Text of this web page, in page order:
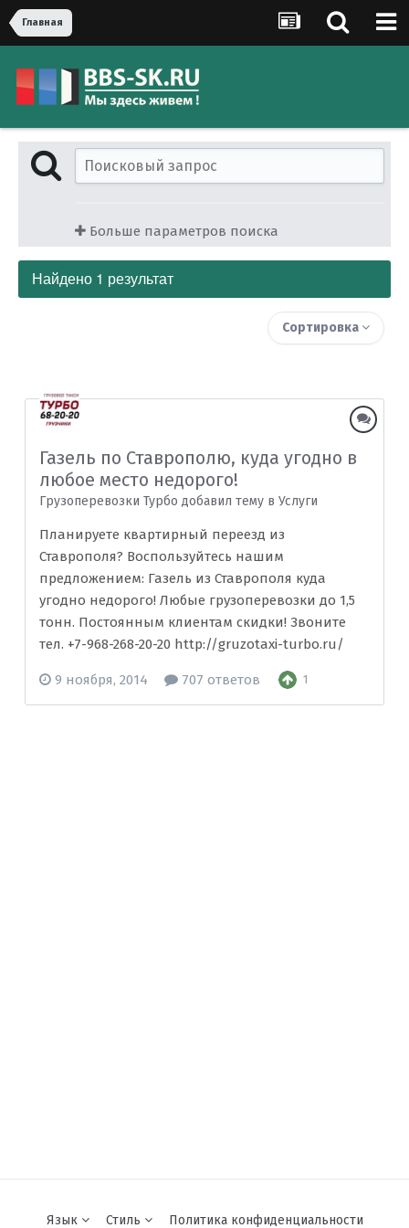
Главная
Больше параметров поиска
Найдено 1 результат
Сортировка
Газель по Ставрополю, куда угодно в
любое место недорого!
Грузоперевозки Турбо добавил тему в Услуги
Планируете квартирный переезд из
Ставрополя? Воспользуйтесь нашим
предложением: Газель из Ставрополя куда
угодно недорого! Любые грузоперевозки до 1,5
тонн. Постоянным клиентам скидки! Звоните
тел. +7-968-268-20-20 http://gruzotaxi-turbo.ru/
9 ноября, 2014 707 ответов 1
Язык Стиль Политика конфиденциальности